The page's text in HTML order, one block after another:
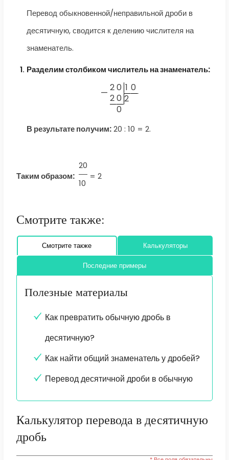
Перевод обыкновенной/неправильной дроби в
десятичную, сводится к делению числителя на
знаменатель.
Разделим столбиком числитель на знаменатель:
— 20 1 0
20 2
0
В результате получим:20 : 10 = 2.
Таким образом:
20
10
= 2
Смотрите также:
Смотрите также Калькуляторы
Последние примеры
Полезные материалы
Как превратить обычную дробь в
десятичную?
Как найти общий знаменатель у дробей?
Перевод десятичной дроби в обычную
Калькулятор перевода в десятичную
дробь